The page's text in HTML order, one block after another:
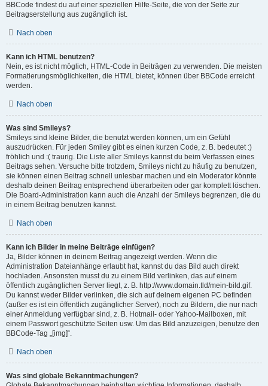
BBCode findest du auf einer speziellen Hilfe-Seite, die von der Seite zur
Beitragserstellung aus zugänglich ist.
Nach oben
Kann ich HTML benutzen?
Nein, es ist nicht möglich, HTML-Code in Beiträgen zu verwenden. Die meisten
Formatierungsmöglichkeiten, die HTML bietet, können über BBCode erreicht
werden.
Nach oben
Was sind Smileys?
Smileys sind kleine Bilder, die benutzt werden können, um ein Gefühl
auszudrücken. Für jeden Smiley gibt es einen kurzen Code, z. B. bedeutet :)
fröhlich und :( traurig. Die Liste aller Smileys kannst du beim Verfassen eines
Beitrags sehen. Versuche bitte trotzdem, Smileys nicht zu häufig zu benutzen,
sie können einen Beitrag schnell unlesbar machen und ein Moderator könnte
deshalb deinen Beitrag entsprechend überarbeiten oder gar komplett löschen.
Die Board-Administration kann auch die Anzahl der Smileys begrenzen, die du
in einem Beitrag benutzen kannst.
Nach oben
Kann ich Bilder in meine Beiträge einfügen?
Ja, Bilder können in deinem Beitrag angezeigt werden. Wenn die
Administration Dateianhänge erlaubt hat, kannst du das Bild auch direkt
hochladen. Ansonsten musst du zu einem Bild verlinken, das auf einem
öffentlich zugänglichen Server liegt, z. B. http://www.domain.tld/mein-bild.gif.
Du kannst weder Bilder verlinken, die sich auf deinem eigenen PC befinden
(außer es ist ein öffentlich zugänglicher Server), noch zu Bildern, die nur nach
einer Anmeldung verfügbar sind, z. B. Hotmail- oder Yahoo-Mailboxen, mit
einem Passwort geschützte Seiten usw. Um das Bild anzuzeigen, benutze den
BBCode-Tag „[img]“.
Nach oben
Was sind globale Bekanntmachungen?